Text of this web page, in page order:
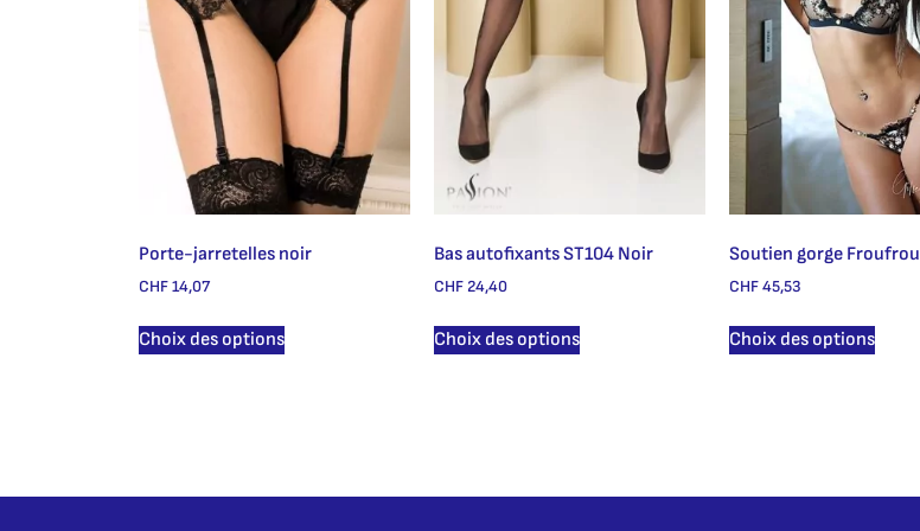
Porte-jarretelles noir
CHF14,07
Choix des options
Bas autofixants ST104 Noir
CHF24,40
Choix des options
Soutien gorge Froufrou
CHF45,53
Choix des options